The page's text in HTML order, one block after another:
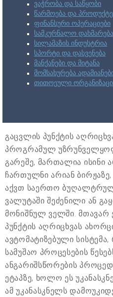
ვაჭრობა და საწყობი
წარმოება და
ფინანსური ოპერაციები
სამკურნალო დახმარება
სილამაზის ინდუსტრია
სპორტი და დასვენება
მანქანები და მიტანა
მომსახურება
თითოეული
გაცვლის პუნქტის
პროგრამულ
გარეშე, მართალია ისინი
ჩართულნი არიან
აქვთ საერთო
ვალუტაში შეძენილი ან
მონიშნულ ველში. მთავარ
პუნქტის აღრიცხვას
ავტომატიზებული
სამუშაო პროცესების
ანგარიშსწორების
ეტაპზე, ხოლო ეს
ამ უკანასკნელს